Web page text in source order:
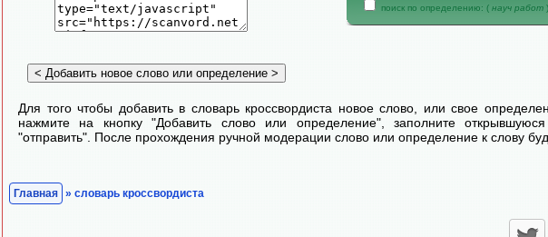
поиск по определению: ( науч работ )
Для того чтобы добавить в словарь кроссвордиста новое слово, или свое
нажмите на кнопку "Добавить слово или определение", заполните
"отправить". После прохождения ручной модерации слово или определение к слову
Главная » словарь кроссвордиста